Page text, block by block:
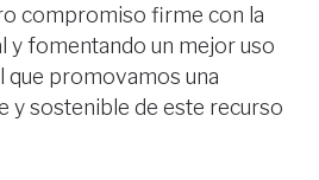
compromiso firme con la
y fomentando un mejor uso
que promovamos una
y sostenible de este recurso